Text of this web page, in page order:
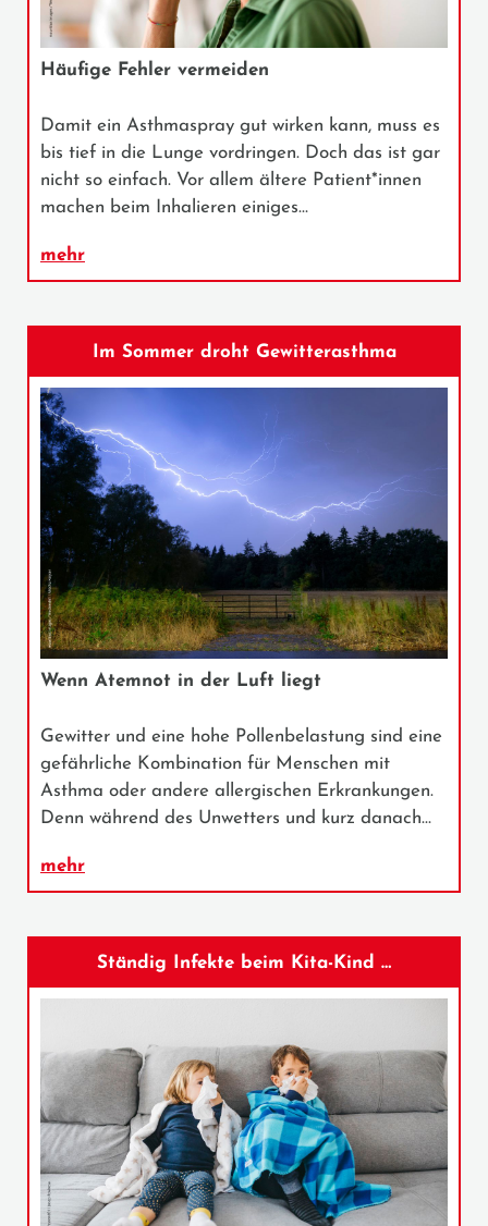
Häufige Fehler vermeiden
Damit ein Asthmaspray gut wirken kann, muss es
bis tief in die Lunge vordringen. Doch das ist gar
nicht so einfach. Vor allem ältere Patient*innen
machen beim Inhalieren einiges…
mehr
Im Sommer droht Gewitterasthma
Wenn Atemnot in der Luft liegt
Gewitter und eine hohe Pollenbelastung sind eine
gefährliche Kombination für Menschen mit
Asthma oder andere allergischen Erkrankungen.
Denn während des Unwetters und kurz danach…
mehr
Ständig Infekte beim Kita-Kind …